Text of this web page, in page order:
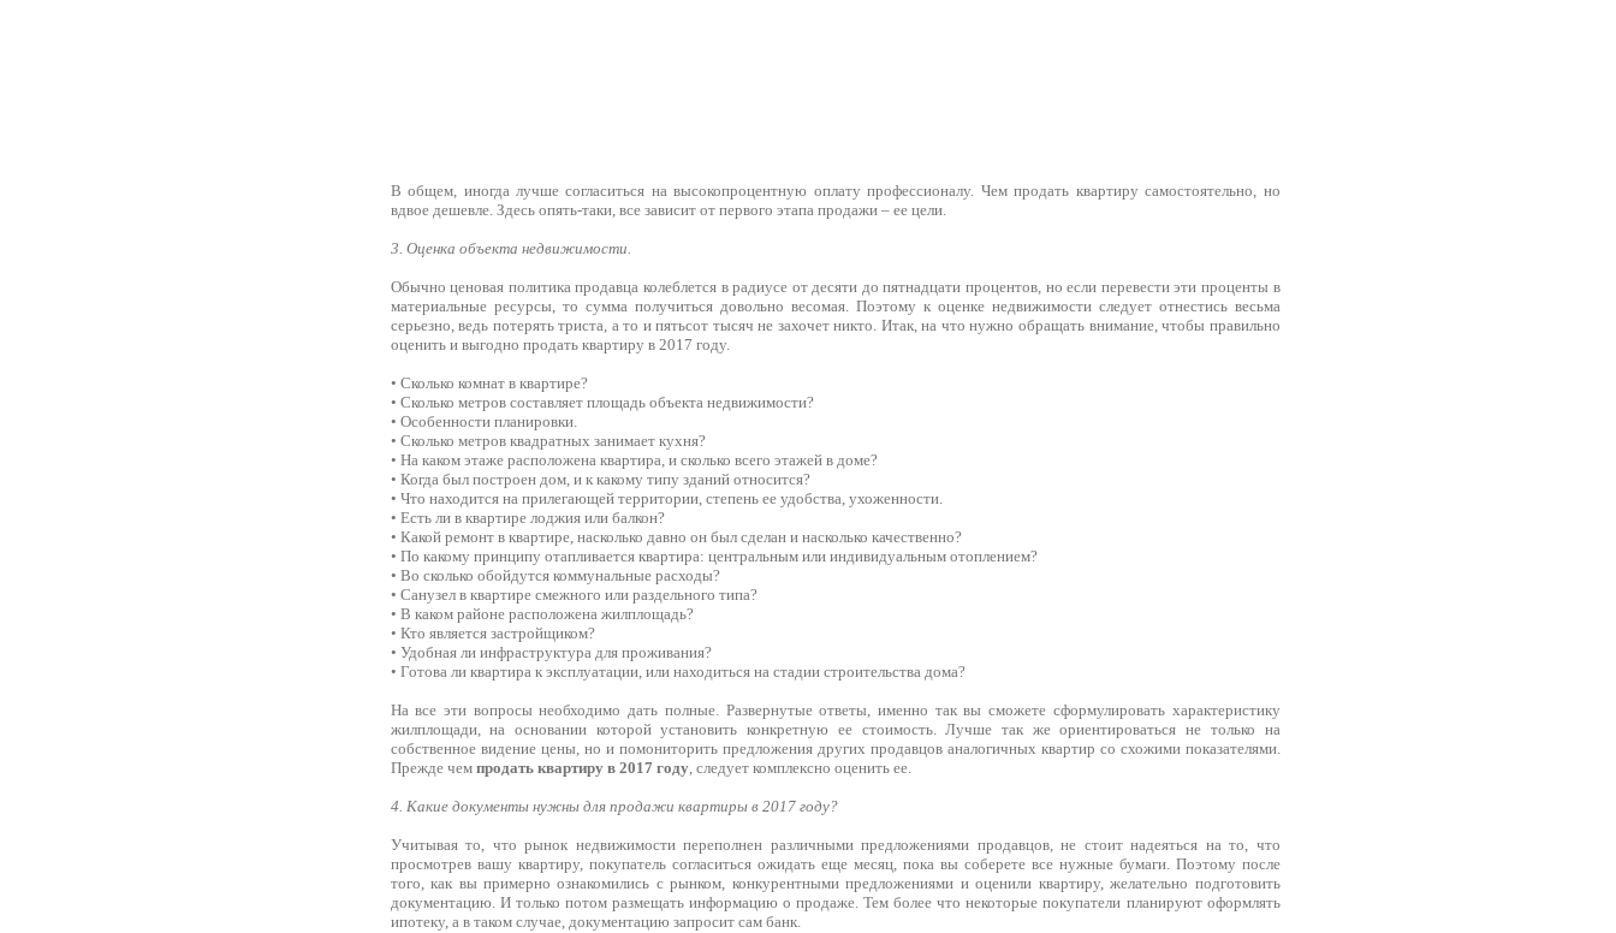
В общем, иногда лучше согласиться на высокопроцентную оплату профессионалу. Чем продать квартиру самостоятельно, но
вдвое дешевле. Здесь опять-таки, все зависит от первого этапа продажи – ее цели.
3. Оценка объекта недвижимости.
Обычно ценовая политика продавца колеблется в радиусе от десяти до пятнадцати процентов, но если перевести эти проценты в
материальные ресурсы, то сумма получиться довольно весомая. Поэтому к оценке недвижимости следует отнестись весьма
серьезно, ведь потерять триста, а то и пятьсот тысяч не захочет никто. Итак, на что нужно обращать внимание, чтобы правильно
оценить и выгодно продать квартиру в 2017 году.
• Сколько комнат в квартире?
• Сколько метров составляет площадь объекта недвижимости?
• Особенности планировки.
• Сколько метров квадратных занимает кухня?
• На каком этаже расположена квартира, и сколько всего этажей в доме?
• Когда был построен дом, и к какому типу зданий относится?
• Что находится на прилегающей территории, степень ее удобства, ухоженности.
• Есть ли в квартире лоджия или балкон?
• Какой ремонт в квартире, насколько давно он был сделан и насколько качественно?
• По какому принципу отапливается квартира: центральным или индивидуальным отоплением?
• Во сколько обойдутся коммунальные расходы?
• Санузел в квартире смежного или раздельного типа?
• В каком районе расположена жилплощадь?
• Кто является застройщиком?
• Удобная ли инфраструктура для проживания?
• Готова ли квартира к эксплуатации, или находиться на стадии строительства дома?
На все эти вопросы необходимо дать полные. Развернутые ответы, именно так вы сможете сформулировать характеристику
жилплощади, на основании которой установить конкретную ее стоимость. Лучше так же ориентироваться не только на
собственное видение цены, но и помониторить предложения других продавцов аналогичных квартир со схожими показателями.
Прежде чем продать квартиру в 2017 году, следует комплексно оценить ее.
4. Какие документы нужны для продажи квартиры в 2017 году?
Учитывая то, что рынок недвижимости переполнен различными предложениями продавцов, не стоит надеяться на то, что
просмотрев вашу квартиру, покупатель согласиться ожидать еще месяц, пока вы соберете все нужные бумаги. Поэтому после
того, как вы примерно ознакомились с рынком, конкурентными предложениями и оценили квартиру, желательно подготовить
документацию. И только потом размещать информацию о продаже. Тем более что некоторые покупатели планируют оформлять
ипотеку, а в таком случае, документацию запросит сам банк.